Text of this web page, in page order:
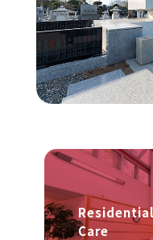
Care